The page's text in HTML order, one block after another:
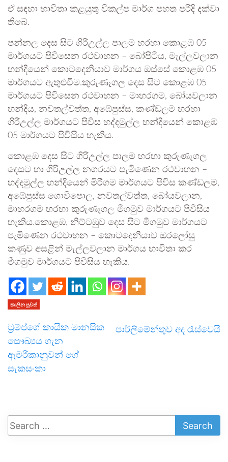
ඒ සඳහා භාවිතා කළයුතු විකල්ප මාර්ග පහත පරිදි දක්වා
තිබේ.
පන්නල දෙස සිට ගිරිඋල්ල පාලම හරහා කොළඹ 05
මාර්‌ගයට පිවිසෙන රථවාහන – බෝපිටිය, මැල්ලවලාන
හන්දියෙන් කොටදෙනියාව මාර්‌ගය ඔස්සේ කොළඹ 05
මාර්‌ගයට ඇතුළුවීම.කුරුණෑගල දෙස සිට කොළඹ 05
මාර්ගයට පිවිසෙන රථවාහන – මාහරගම, බෝයවලාන
හන්දිය, නවතල්වත්ත, අඹේපුස්ස, කණ්ඩලම හරහා
ගිරිඋල්ල මාර්‌ගයට පිවිස හද්දමුල්ල හන්දියෙන් කොළඹ
05 මාර්‌ගයට පිවිසිය හැකිය.
කොළඹ දෙස සිට ගිරිඋල්ල පාලම හරහා කුරුණෑගල
දෙසට හා ගිරිඋල්ල නගරයට පැමිණෙන රථවාහන –
හද්දමුල්ල හන්දියෙන් මිරීගම මාර්‌ගයට පිවිස කණ්ඩලම,
අඹේපුස්ස ගොවිපොල, නවතල්වත්ත, බෝයවලාන,
මාහරගම හරහා කුරුණෑගල මීගමුව මාර්‌ගයට පිවිසිය
හැකිය.කොළඹ, නිට්ටඹුව දෙස සිට මීගමුව මාර්ගයට
පැමිණෙන රථවාහන – කොටදෙනියාව ඔරලෝසු
කණුව අසළින් මැල්ලවලාන මාර්‌ගය භාවිතා කර
මීගමුව මාර්‌ගයට පිවිසිය හැකිය.
කාලීන පුවත්
ට්‍රම්ප්ගේ කායික මානසික
සෞඛ්‍යය ගැන
ඇමරිකානුවන් ගේ
සැකසංකා
පාර්ලිමේන්තුව අද රැස්වෙයි